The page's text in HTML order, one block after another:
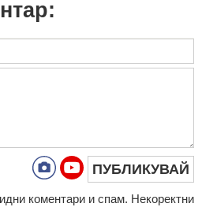
ПУБЛИКУВАЙ
кoмeнтaри и cпaм. Нeкoрeктни